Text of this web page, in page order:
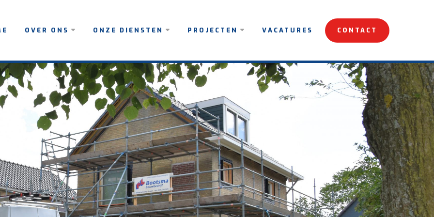
OVER ONS ONZE DIENSTEN
RESTAURATIE
VERBOUW,
ONDERHOUD EN
RENOVATIE
AGRARISCH
PROJECTEN
LOPENDE
PROJECTEN
VACATURES CONTACT